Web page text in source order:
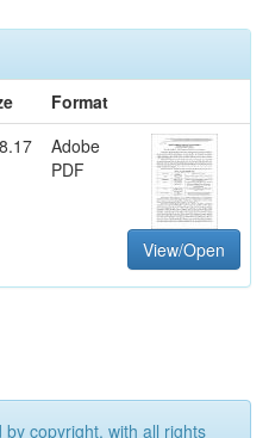
Format
Adobe
PDF
View/Open
copyright, with all rights